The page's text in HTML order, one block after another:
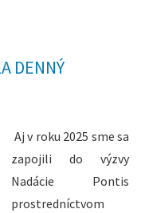
DENNÝ
Aj v roku 2025 sme sa
zapojili do výzvy
Nadácie Pontis
prostredníctvom